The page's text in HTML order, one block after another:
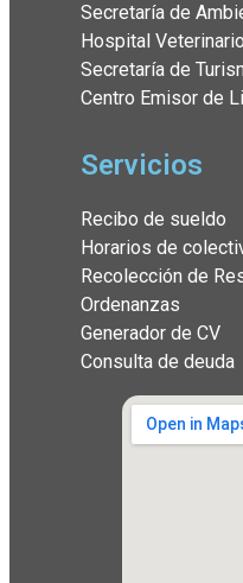
Secretaría de
Hospital Veterinario
Secretaría de
Centro Emisor de
Servicios
Recibo de sueldo
Horarios de
Recolección de
Ordenanzas
Generador de CV
Consulta de deuda